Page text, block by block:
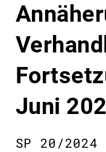
Juni
SP 20/2024